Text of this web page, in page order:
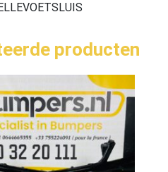
producten